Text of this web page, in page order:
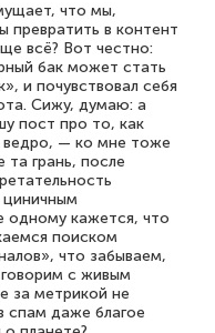
что мы,
превратить в контент
всё? Вот честно:
бак может стать
и почувствовал себя
Сижу, думаю: а
пост про то, как
ведро, — ко мне тоже
та грань, после
циничным
одному кажется, что
поиском
что забываем,
с живым
за метрикой не
спам даже благое